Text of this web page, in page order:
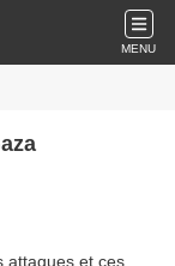
MENU
attaques et ces